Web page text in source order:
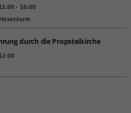
- 16:00
durch die Propsteikirche